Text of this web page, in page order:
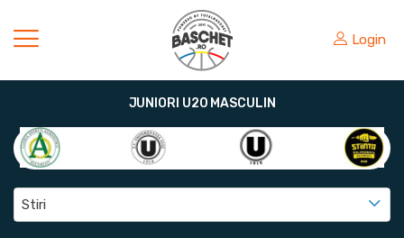
Login
JUNIORI U20 MASCULIN
Stiri